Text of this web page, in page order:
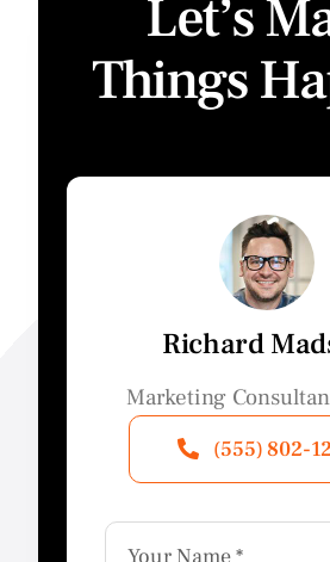
Let’s
Things
Richard
Marketing
(555) 802-